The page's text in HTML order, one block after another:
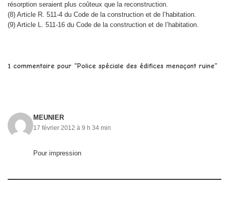
résorption seraient plus coûteux que la reconstruction.
(8) Article R. 511-4 du Code de la construction et de l’habitation.
(9) Article L. 511-16 du Code de la construction et de l’habitation.
1 commentaire pour “Police spéciale des édifices menaçant ruine”
MEUNIER
17 février 2012 à 9 h 34 min
Pour impression